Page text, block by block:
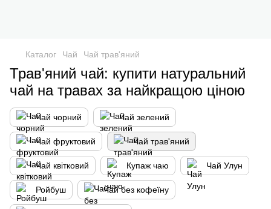
Каталог Чай Чай трав'яний
Трав'яний чай: купити натуральний
чай на травах за найкращою ціною
Чай чорний Чай зелений
Чай фруктовий Чай трав'яний
Чай квітковий Купаж чаю Чай Улун
Ройбуш Чай без кофеїну